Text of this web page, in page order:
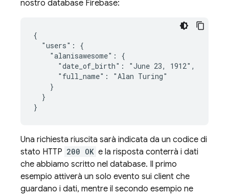
nostro database Firebase:
{
  "users": {
    "alanisawesome": {
      "date_of_birth": "June 23, 1912",
      "full_name": "Alan Turing"
    }
  }
}
Una richiesta riuscita sarà indicata da un codice di
stato HTTP 200 OK e la risposta conterrà i dati
che abbiamo scritto nel database. Il primo
esempio attiverà un solo evento sui client che
guardano i dati, mentre il secondo esempio ne